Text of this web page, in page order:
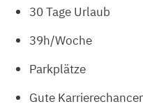
30 Tage Urlaub
39h/Woche
Parkplätze
Gute